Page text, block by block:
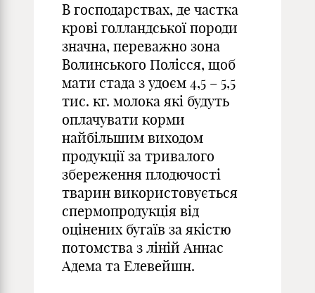
В господарствах, де частка
крові голландської породи
значна, переважно зона
Волинського Полісся, щоб
мати стада з удоєм 4,5 – 5,5
тис. кг. молока які будуть
оплачувати корми
найбільшим виходом
продукції за тривалого
збереження плодючості
тварин використовується
спермопродукція від
оцінених бугаїв за якістю
потомства з ліній Аннас
Адема та Елевейшн.